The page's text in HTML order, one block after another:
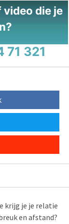
video die je
71 321
krijg je je relatie
en afstand?